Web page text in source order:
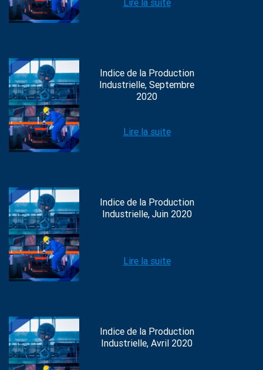
Lire la suite
Indice de la Production
Industrielle, Septembre
2020
Lire la suite
Indice de la Production
Industrielle, Juin 2020
Lire la suite
Indice de la Production
Industrielle, Avril 2020